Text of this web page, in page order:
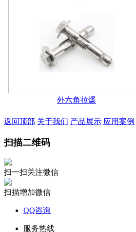
外六角拉爆
返回顶部 关于我们 产品展示 应用案例
扫描二维码
扫一扫关注微信
扫描增加微信
QQ咨询
服务热线